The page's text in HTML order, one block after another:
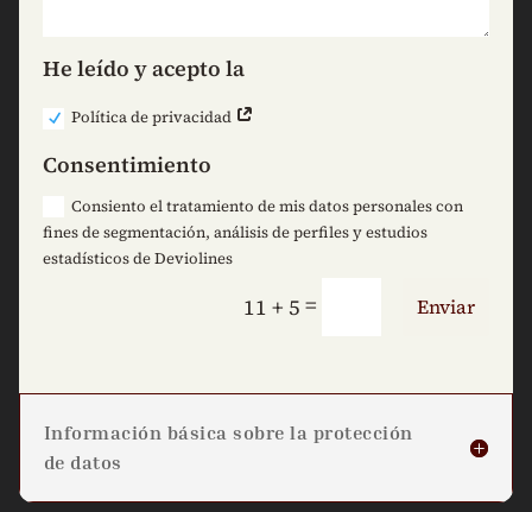
He leído y acepto la
Política de privacidad
Consentimiento
Consiento el tratamiento de mis datos personales con
fines de segmentación, análisis de perfiles y estudios
estadísticos de Deviolines
11 + 5 = Enviar
Información básica sobre la protección
de datos